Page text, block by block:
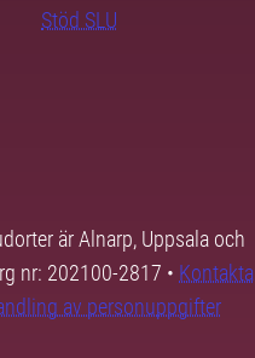
Stöd SLU
är Alnarp, Uppsala och
nr: 202100-2817 • Kontakta
av personuppgifter